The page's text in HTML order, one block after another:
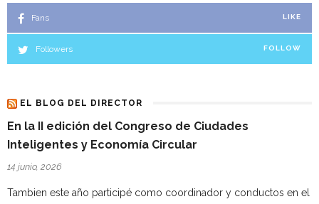
Fans LIKE
Followers FOLLOW
EL BLOG DEL DIRECTOR
En la II edición del Congreso de Ciudades
Inteligentes y Economía Circular
14 junio, 2026
Tambien este año participé como coordinador y conductos en el